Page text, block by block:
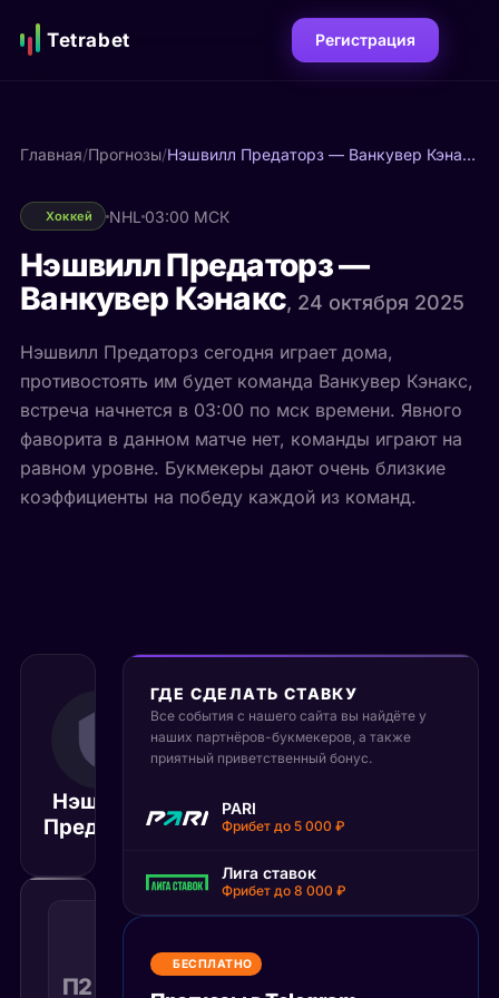
Tetrabet Регистрация
Главная/Прогнозы/ Нэшвилл Предаторз — Ванкувер Кэнакс
Хоккей NHL 03:00 МСК
Нэшвилл Предаторз —
Ванкувер Кэнакс, 24 октября 2025
Нэшвилл Предаторз сегодня играет дома,
противостоять им будет команда Ванкувер Кэнакс,
встреча начнется в 03:00 по мск времени. Явного
фаворита в данном матче нет, команды играют на
равном уровне. Букмекеры дают очень близкие
коэффициенты на победу каждой из команд.
Нэшвилл
Предаторз
24 октября 2025
03:00
Матч завершён
П2 с ОТ
Победа
с
учетом
ГДЕ СДЕЛАТЬ СТАВКУ
Все события с нашего сайта вы найдёте у
наших партнёров-букмекеров, а также
приятный приветственный бонус.
PARI
Фрибет до 5 000 ₽
Лига ставок
Фрибет до 8 000 ₽
БЕСПЛАТНО